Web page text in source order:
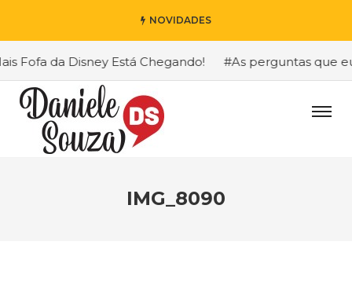
NOVIDADES
da Disney Está Chegando! #As perguntas que eu
IMG_8090